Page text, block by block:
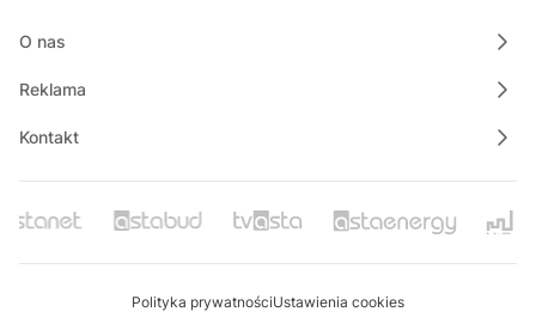
O nas
Reklama
Kontakt
Polityka prywatnościUstawienia cookies